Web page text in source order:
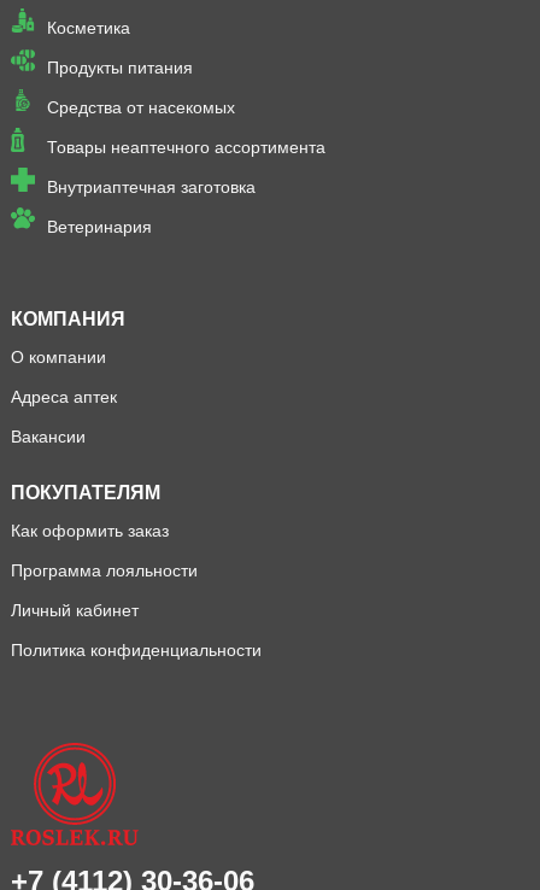
Косметика
Продукты питания
Средства от насекомых
Товары неаптечного ассортимента
Внутриаптечная заготовка
Ветеринария
КОМПАНИЯ
О компании
Адреса аптек
Вакансии
ПОКУПАТЕЛЯМ
Как оформить заказ
Программа лояльности
Личный кабинет
Политика конфиденциальности
+7 (4112) 30-36-06